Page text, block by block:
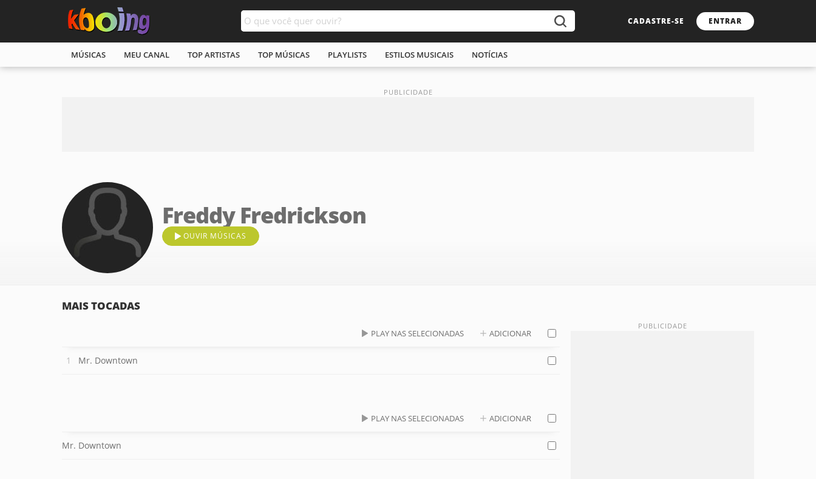
CADASTRE-SE ENTRAR
MÚSICAS MEU CANAL TOP ARTISTAS TOP MÚSICAS PLAYLISTS ESTILOS MUSICAIS NOTÍCIAS
Freddy Fredrickson
OUVIR MÚSICAS
MAIS TOCADAS
PLAY NAS SELECIONADAS ADICIONAR
Mr. Downtown
PLAY NAS SELECIONADAS ADICIONAR
Mr. Downtown